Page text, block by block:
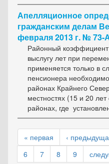
Апелляционное
гражданским делам
февраля 2013 г. № 73-
Районный
выслугу лет при
применяется только в
пенсионера
районах Крайнего
местностях (15 и 20
районах, где
« первая ‹
6
7 8 9